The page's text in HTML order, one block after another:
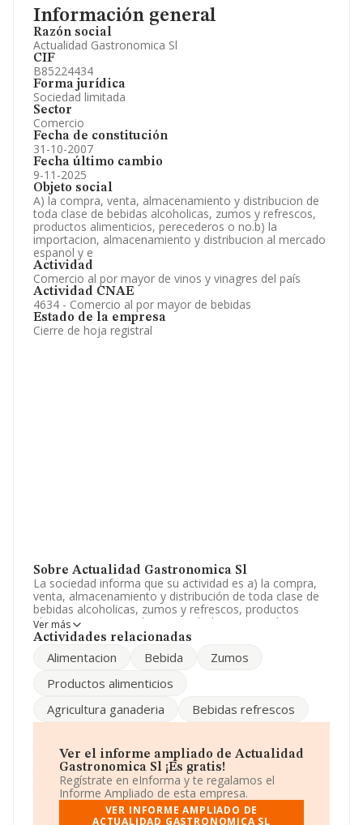
Información general
Razón social
Actualidad Gastronomica Sl
CIF
B85224434
Forma jurídica
Sociedad limitada
Sector
Comercio
Fecha de constitución
31-10-2007
Fecha último cambio
9-11-2025
Objeto social
A) la compra, venta, almacenamiento y distribucion de
toda clase de bebidas alcoholicas, zumos y refrescos,
productos alimenticios, perecederos o no.b) la
importacion, almacenamiento y distribucion al mercado
espanol y e
Actividad
Comercio al por mayor de vinos y vinagres del país
Actividad CNAE
4634 - Comercio al por mayor de bebidas
Estado de la empresa
Cierre de hoja registral
Sobre Actualidad Gastronomica Sl
La sociedad informa que su actividad es a) la compra,
venta, almacenamiento y distribución de toda clase de
bebidas alcoholicas, zumos y refrescos, productos
alimenticios, perecederos o no.b) la importación,
almacenamiento y distribución al mercado español y e.
4634 - 'Comercio al por mayor de bebidas'. La compañía
NIF B85224434, tiene domicilio fiscal en Calle Albasanz
núm. 14 Bis, (28037), Madrid, Madrid.
En base a la información de la que dispone INFORMA
sobre 10.351 compañías, a nivel nacional la facturación
asciende a 16.817 millones de euros y en 2018 la media
de facturación de ventas entre todas las compañías
alcanza los 1 millón de euros. En relación con la
información de la provincia de Madrid, en la base de
Ver más
Actividades relacionadas
Alimentacion Bebida
Zumos
Productos alimenticios
Agricultura ganaderia
Bebidas refrescos
Ver el informe ampliado de Actualidad
Gastronomica Sl ¡Es gratis!
Regístrate en eInforma y te regalamos el
Informe Ampliado de esta empresa.
VER INFORME AMPLIADO DE
ACTUALIDAD GASTRONOMICA SL
Información oficial y registral complementaria.